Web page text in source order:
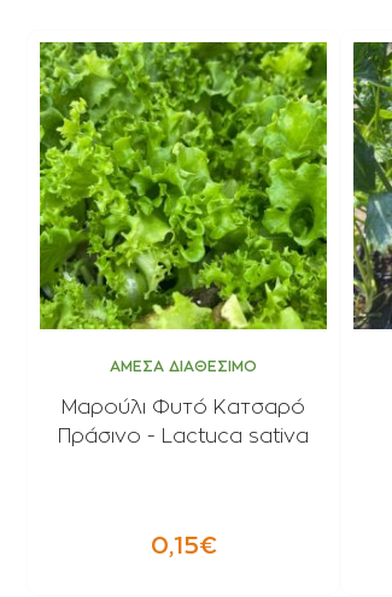
ΑΜΕΣΑ ΔΙΑΘΕΣΙΜΟ
Μαρούλι Φυτό Κατσαρό
Πράσινο - Lactuca sativa
0,15€